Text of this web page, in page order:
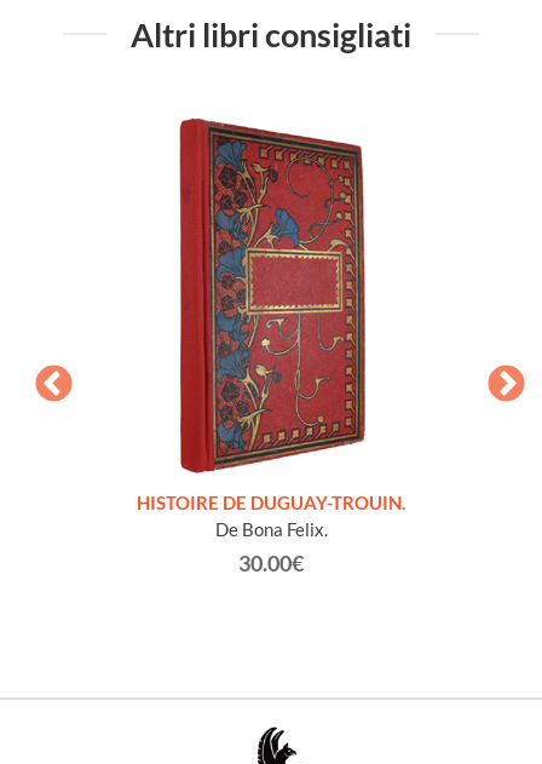
Altri libri consigliati
HISTOIRE DE DUGUAY-TROUIN.
De Bona Felix.
30.00€